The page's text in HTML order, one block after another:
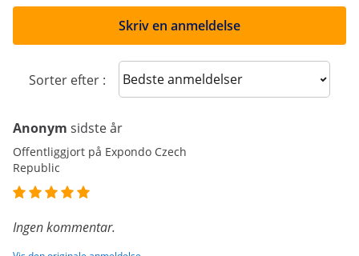
Skriv en anmeldelse
Sorter efter : Sort reviews
Anonym sidste år
Offentliggjort på Expondo Czech
Republic
Ingen kommentar.